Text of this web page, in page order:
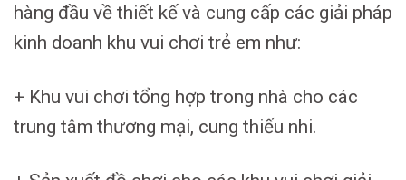
hàng đầu về thiết kế và cung cấp các giải pháp
kinh doanh khu vui chơi trẻ em như:
+ Khu vui chơi tổng hợp trong nhà cho các
trung tâm thương mại, cung thiếu nhi.